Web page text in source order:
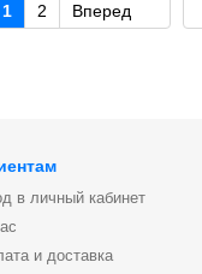
1 2 Вперед
в личный кабинет
и доставка